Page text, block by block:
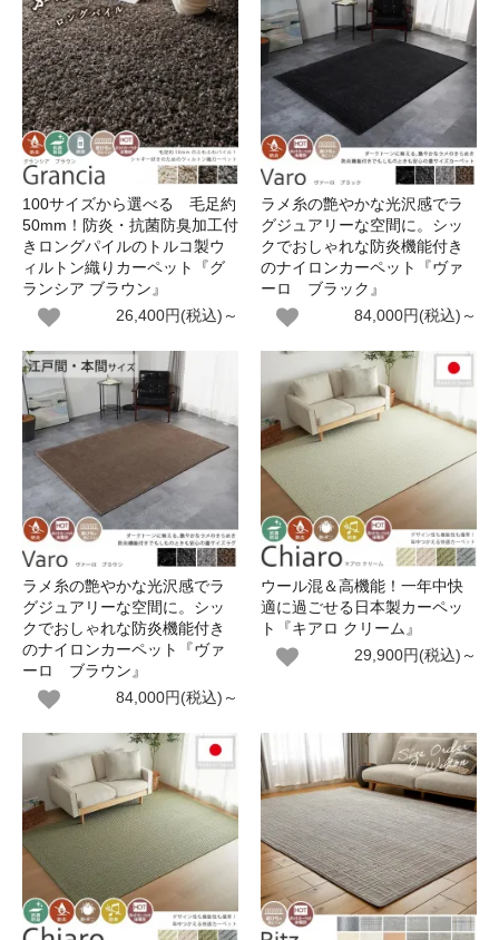
100サイズから選べる 毛足約
50mm！防炎・抗菌防臭加工付
きロングパイルのトルコ製ウ
ィルトン織りカーペット『グ
ランシア ブラウン』
26,400円(税込)～
ラメ糸の艶やかな光沢感でラ
グジュアリーな空間に。シッ
クでおしゃれな防炎機能付き
のナイロンカーペット『ヴァ
ーロ ブラック』
84,000円(税込)～
ラメ糸の艶やかな光沢感でラ
グジュアリーな空間に。シッ
クでおしゃれな防炎機能付き
のナイロンカーペット『ヴァ
ーロ ブラウン』
84,000円(税込)～
ウール混＆高機能！一年中快
適に過ごせる日本製カーペッ
ト『キアロ クリーム』
29,900円(税込)～